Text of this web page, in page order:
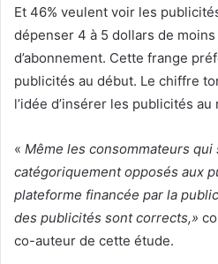
Et 46% veulent voir les
dépenser 4 à 5 dollars de
d’abonnement. Cette frange
publicités au début. Le chiffre
l’idée d’insérer les publicités
« Même les consommateurs qui
catégoriquement opposés aux
plateforme financée par la
des publicités sont corrects,»
co-auteur de cette étude.